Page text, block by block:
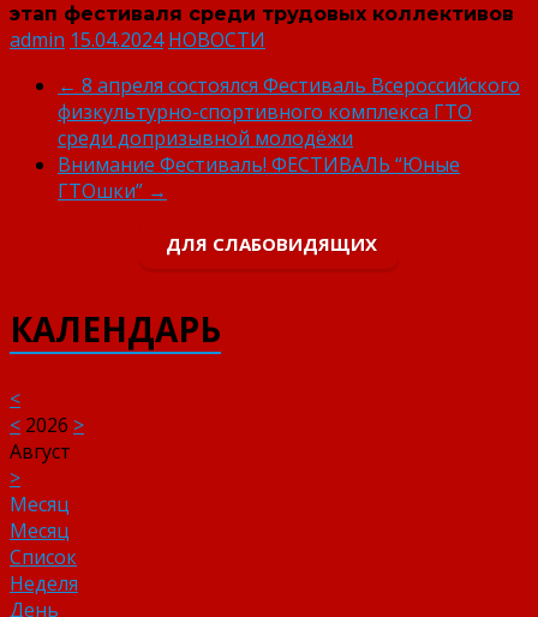
этап фестиваля среди трудовых коллективов
admin 15.04.2024 НОВОСТИ
← 8 апреля состоялся Фестиваль Всероссийского
физкультурно-спортивного комплекса ГТО
среди допризывной молодёжи
Внимание Фестиваль! ФЕСТИВАЛЬ “Юные
ГТОшки” →
ДЛЯ СЛАБОВИДЯЩИХ
КАЛЕНДАРЬ
<
< 2026 >
Август
>
Месяц
Месяц
Список
Неделя
День